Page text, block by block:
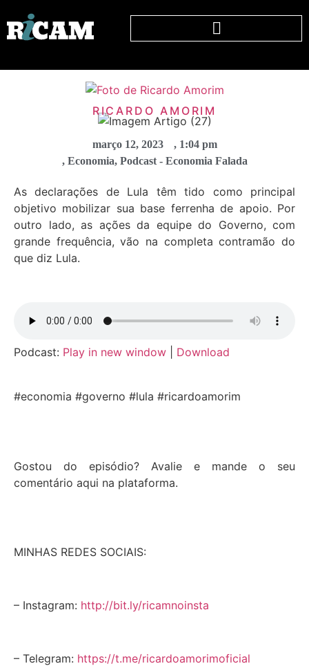
RICARDO AMORIM
março 12, 2023 , 1:04 pm
, Economia, Podcast - Economia Falada
As declarações de Lula têm tido como principal
objetivo mobilizar sua base ferrenha de apoio. Por
outro lado, as ações da equipe do Governo, com
grande frequência, vão na completa contramão do
que diz Lula.
Podcast: Play in new window Download
#economia #governo #lula #ricardoamorim
Gostou do episódio? Avalie e mande o seu
comentário aqui na plataforma.
MINHAS REDES SOCIAIS:
– Instagram: http://bit.ly/ricamnoinsta
– Telegram: https://t.me/ricardoamorimoficial